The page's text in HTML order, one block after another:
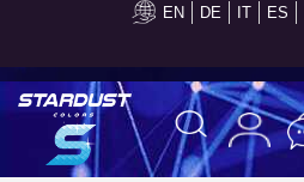
EN DE IT ES